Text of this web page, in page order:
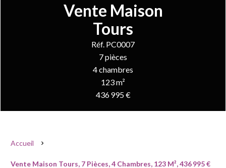
Vente Maison
Tours
Réf. PC0007
7 pièces
4 chambres
123 m²
436 995 €
Accueil
Vente Maison Tours, 7 Pièces, 4 Chambres, 123 M², 436 995 €